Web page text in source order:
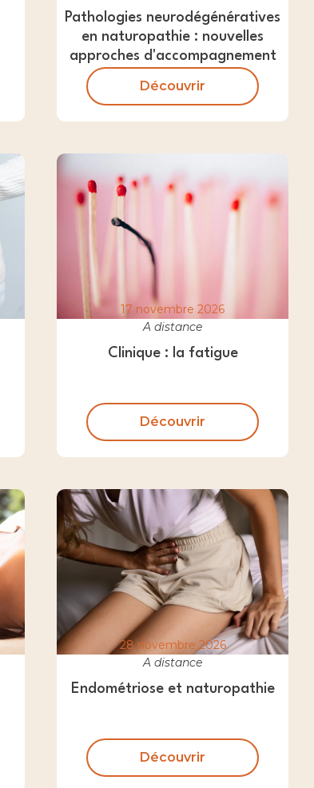
Pathologies neurodégénératives
en naturopathie : nouvelles
approches d'accompagnement
Découvrir
17 novembre 2026
A distance
Clinique : la fatigue
Découvrir
28 novembre 2026
A distance
Endométriose et naturopathie
Découvrir